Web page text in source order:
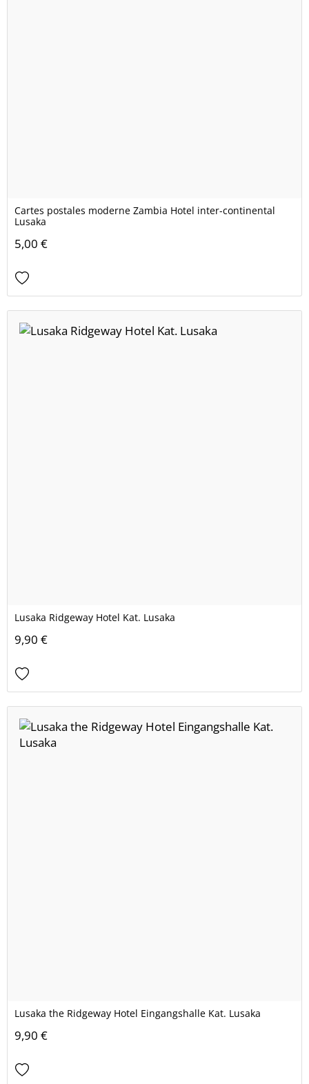
Cartes postales moderne Zambia Hotel inter-continental
Lusaka
5,00 €
Lusaka Ridgeway Hotel Kat. Lusaka
9,90 €
Lusaka the Ridgeway Hotel Eingangshalle Kat. Lusaka
9,90 €